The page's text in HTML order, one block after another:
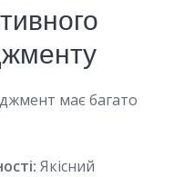
має багато
Якісний